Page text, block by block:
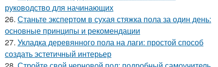
руководство для начинающих
26. Станьте экспертом в сухая стяжка пола за один день:
основные принципы и рекомендации
27. Укладка деревянного пола на лаги: простой способ
создать эстетичный интерьер